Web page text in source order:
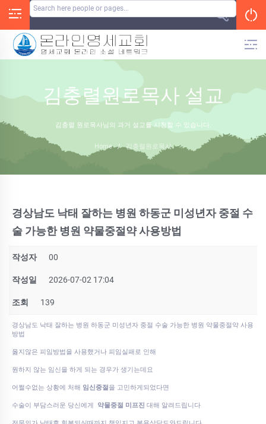
김충렬원로목사 설교
김충렬 원로목사님의 과거 설교를 시청할 수 있습니다.
Home / 김충렬원로목사
경상남도 낙태 잘하는 병원 하동군 미성년자 중절 수
술 가능한 병원 약물중절약 사용방법
작성자 00
작성일 2026-07-02 17:04
조회 139
경상남도 낙태 잘하는 병원 하동군 미성년자 중절 수술 가능한 병원 약물중절약 사용
방법
옳지않은 피임방법을 사용했거나 피임실패로 인해
원하지 않는 임신을 하게 되는 경우가 생기는데요
어쩔수없는 상황에 처해 임신중절을 고민하게되었다면
수술이 부담스러운 당신에게 약물중절 미프진 대해 알려드립니다